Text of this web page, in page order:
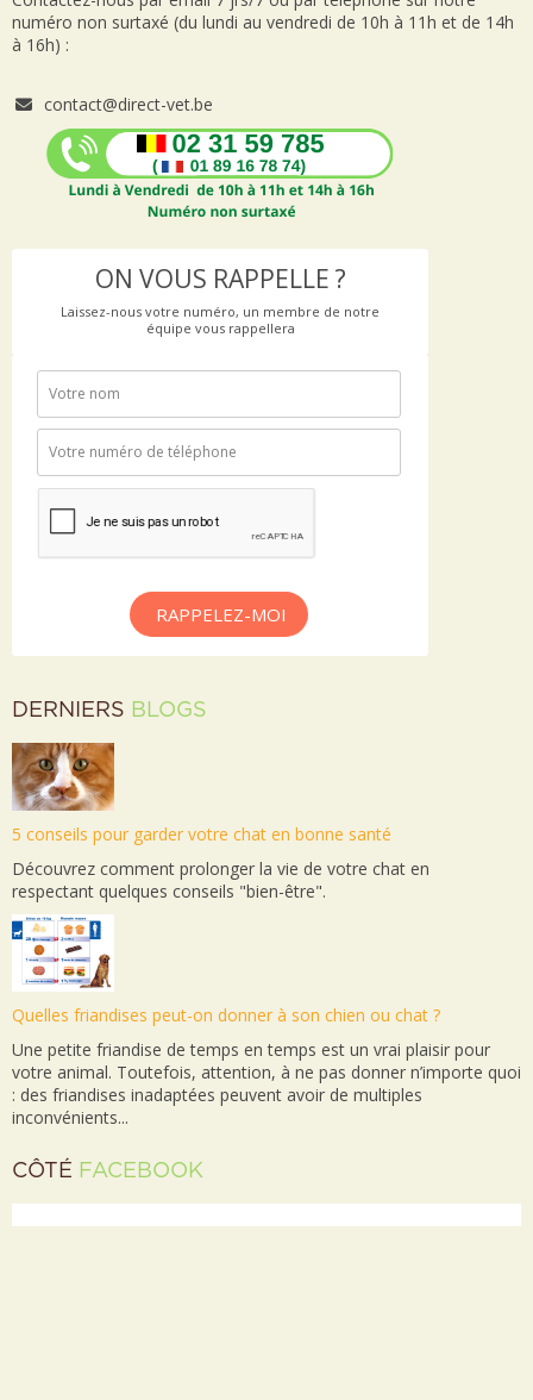
numéro non surtaxé (du lundi au vendredi de 10h à 11h et de 14h
à 16h) :
contact@direct-vet.be
ON VOUS RAPPELLE ?
Laissez-nous votre numéro, un membre de notre
équipe vous rappellera
RAPPELEZ-MOI
DERNIERS BLOGS
5 conseils pour garder votre chat en bonne santé
Découvrez comment prolonger la vie de votre chat en
respectant quelques conseils "bien-être".
Quelles friandises peut-on donner à son chien ou chat ?
Une petite friandise de temps en temps est un vrai plaisir pour
votre animal. Toutefois, attention, à ne pas donner n’importe quoi
: des friandises inadaptées peuvent avoir de multiples
inconvénients...
CÔTÉ FACEBOOK